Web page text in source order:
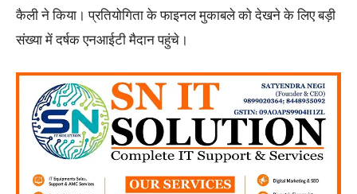
कैली ने किया। प्रतियोगिता के फाइनल मुकाबले को देखने के लिए बड़ी
संख्या में दर्षक एनआईटी मैदान पहुंचे।